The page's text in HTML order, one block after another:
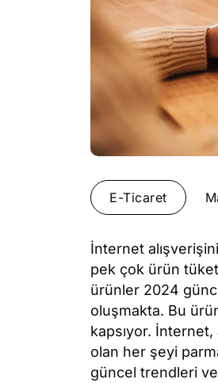
E-Ticaret
İnternet
pek çok ürün
ürünler 2024
oluşmakta. Bu
kapsıyor. İnternet,
olan her şeyi
güncel trendleri